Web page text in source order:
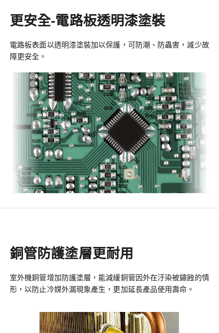
更安全-電路板透明漆塗裝
電路板表面以透明漆塗裝加以保護，可防潮、防蟲害，減少故
障更安全。
銅管防護塗層更耐用
室外機銅管增加防護塗層，能減緩銅管因外在汙染被鏽蝕的情
形，以防止冷媒外漏現象產生，更加延長產品使用壽命。